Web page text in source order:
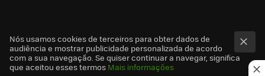
Nós usamos cookies de terceiros para obter dados de
audiência e mostrar publicidade personalizada de acordo
com a sua navegação. Se quiser continuar a navegar, significa
que aceitou esses termos Mais informações